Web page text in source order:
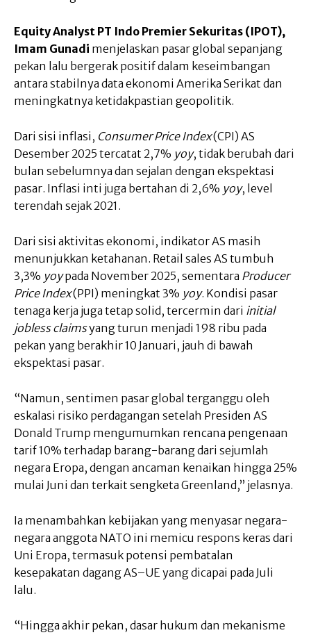
Equity Analyst PT Indo Premier Sekuritas (IPOT),
Imam Gunadi menjelaskan pasar global sepanjang
pekan lalu bergerak positif dalam keseimbangan
antara stabilnya data ekonomi Amerika Serikat dan
meningkatnya ketidakpastian geopolitik.
Dari sisi inflasi, Consumer Price Index(CPI) AS
Desember 2025 tercatat 2,7% yoy, tidak berubah dari
bulan sebelumnya dan sejalan dengan ekspektasi
pasar. Inflasi inti juga bertahan di 2,6% yoy, level
terendah sejak 2021.
Dari sisi aktivitas ekonomi, indikator AS masih
menunjukkan ketahanan. Retail sales AS tumbuh
3,3% yoypada November 2025, sementara Producer
Price Index(PPI) meningkat 3% yoy. Kondisi pasar
tenaga kerja juga tetap solid, tercermin dari initial
jobless claimsyang turun menjadi 198 ribu pada
pekan yang berakhir 10 Januari, jauh di bawah
ekspektasi pasar.
“Namun, sentimen pasar global terganggu oleh
eskalasi risiko perdagangan setelah Presiden AS
Donald Trump mengumumkan rencana pengenaan
tarif 10% terhadap barang-barang dari sejumlah
negara Eropa, dengan ancaman kenaikan hingga 25%
mulai Juni dan terkait sengketa Greenland,” jelasnya.
Ia menambahkan kebijakan yang menyasar negara-
negara anggota NATO ini memicu respons keras dari
Uni Eropa, termasuk potensi pembatalan
kesepakatan dagang AS–UE yang dicapai pada Juli
lalu.
“Hingga akhir pekan, dasar hukum dan mekanisme